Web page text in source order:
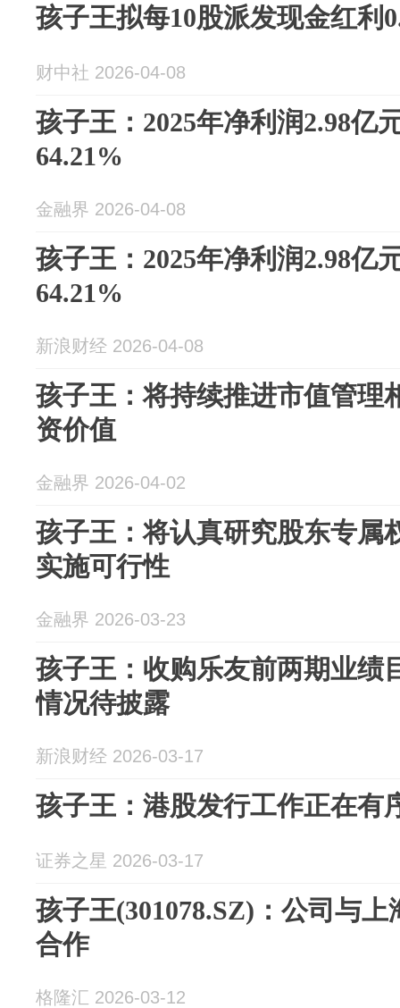
孩子王拟每10股派发现金红利
财中社 2026-04-08
孩子王：2025年净利润2.98亿
64.21%
金融界 2026-04-08
孩子王：2025年净利润2.98亿
64.21%
新浪财经 2026-04-08
孩子王：将持续推进市值管理
资价值
金融界 2026-04-02
孩子王：将认真研究股东专属
实施可行性
金融界 2026-03-23
孩子王：收购乐友前两期业绩
情况待披露
新浪财经 2026-03-17
孩子王：港股发行工作正在有
证券之星 2026-03-17
孩子王(301078.SZ)：公司与
合作
格隆汇 2026-03-12